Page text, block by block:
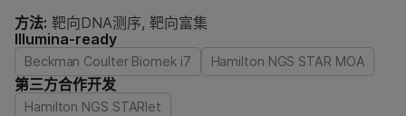
方法: 靶向DNA测序, 靶向富集
Illumina-ready
Beckman Coulter Biomek i7 Hamilton NGS STAR MOA
第三方合作开发
Hamilton NGS STARlet